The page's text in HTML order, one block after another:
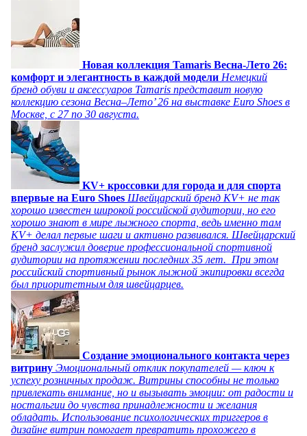
Новая коллекция Tamaris Весна-Лето 26:
комфорт и элегантность в каждой модели Немецкий
бренд обуви и аксессуаров Tamaris представит новую
коллекцию сезона Весна–Лето’ 26 на выставке Euro Shoes в
Москве, с 27 по 30 августа.
KV+ кроссовки для города и для спорта
впервые на Euro Shoes Швейцарский бренд KV+ не так
хорошо известен широкой российской аудитории, но его
хорошо знают в мире лыжного спорта, ведь именно там
KV+ делал первые шаги и активно развивался. Швейцарский
бренд заслужил доверие профессиональной спортивной
аудитории на протяжении последних 35 лет. При этом
российский спортивный рынок лыжной экипировки всегда
был приоритетным для швейцарцев.
Создание эмоционального контакта через
витрину Эмоциональный отклик покупателей — ключ к
успеху розничных продаж. Витрины способны не только
привлекать внимание, но и вызывать эмоции: от радости и
ностальгии до чувства принадлежности и желания
обладать. Использование психологических триггеров в
дизайне витрин помогает превратить прохожего в